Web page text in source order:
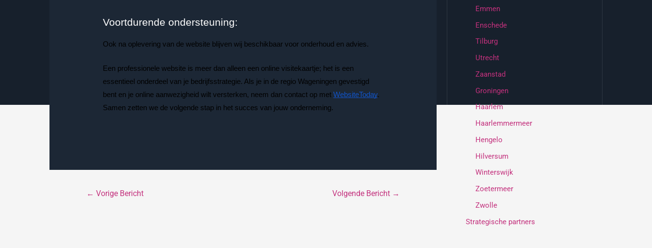
Voortdurende ondersteuning:
Ook na oplevering van de website blijven wij beschikbaar voor onderhoud en advies.
Een professionele website is meer dan alleen een online visitekaartje; het is een
essentieel onderdeel van je bedrijfsstrategie. Als je in de regio Wageningen gevestigd
bent en je online aanwezigheid wilt versterken, neem dan contact op metWebsiteToday.
Samen zetten we de volgende stap in het succes van jouw onderneming.
← Vorige Bericht Volgende Bericht →
Emmen
Enschede
Tilburg
Utrecht
Zaanstad
Groningen
Haarlem
Haarlemmermeer
Hengelo
Hilversum
Winterswijk
Zoetermeer
Zwolle
Strategische partners